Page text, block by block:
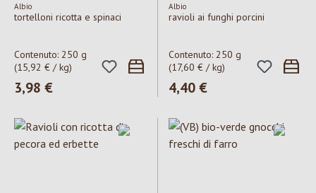
Albio
tortelloni ricotta e spinaci
Contenuto: 250 g
(15,92 € / kg)
Prezzo normale:
3,98 €
Albio
ravioli ai funghi porcini
Contenuto: 250 g
(17,60 € / kg)
Prezzo normale:
4,40 €